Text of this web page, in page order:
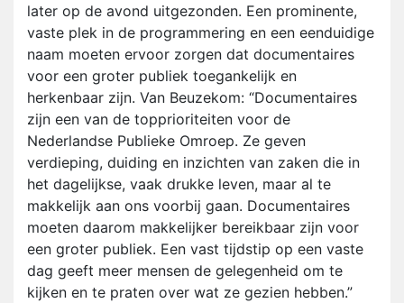
later op de avond uitgezonden. Een prominente,
vaste plek in de programmering en een eenduidige
naam moeten ervoor zorgen dat documentaires
voor een groter publiek toegankelijk en
herkenbaar zijn. Van Beuzekom: “Documentaires
zijn een van de topprioriteiten voor de
Nederlandse Publieke Omroep. Ze geven
verdieping, duiding en inzichten van zaken die in
het dagelijkse, vaak drukke leven, maar al te
makkelijk aan ons voorbij gaan. Documentaires
moeten daarom makkelijker bereikbaar zijn voor
een groter publiek. Een vast tijdstip op een vaste
dag geeft meer mensen de gelegenheid om te
kijken en te praten over wat ze gezien hebben.”